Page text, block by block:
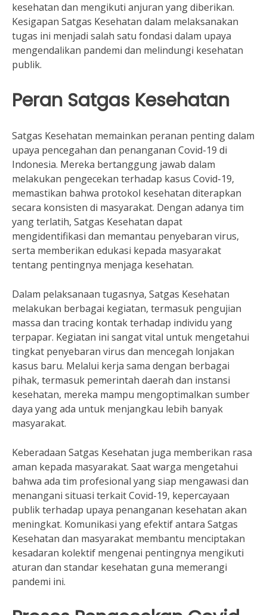
kesehatan dan mengikuti anjuran yang diberikan.
Kesigapan Satgas Kesehatan dalam melaksanakan
tugas ini menjadi salah satu fondasi dalam upaya
mengendalikan pandemi dan melindungi kesehatan
publik.
Peran Satgas Kesehatan
Satgas Kesehatan memainkan peranan penting dalam
upaya pencegahan dan penanganan Covid-19 di
Indonesia. Mereka bertanggung jawab dalam
melakukan pengecekan terhadap kasus Covid-19,
memastikan bahwa protokol kesehatan diterapkan
secara konsisten di masyarakat. Dengan adanya tim
yang terlatih, Satgas Kesehatan dapat
mengidentifikasi dan memantau penyebaran virus,
serta memberikan edukasi kepada masyarakat
tentang pentingnya menjaga kesehatan.
Dalam pelaksanaan tugasnya, Satgas Kesehatan
melakukan berbagai kegiatan, termasuk pengujian
massa dan tracing kontak terhadap individu yang
terpapar. Kegiatan ini sangat vital untuk mengetahui
tingkat penyebaran virus dan mencegah lonjakan
kasus baru. Melalui kerja sama dengan berbagai
pihak, termasuk pemerintah daerah dan instansi
kesehatan, mereka mampu mengoptimalkan sumber
daya yang ada untuk menjangkau lebih banyak
masyarakat.
Keberadaan Satgas Kesehatan juga memberikan rasa
aman kepada masyarakat. Saat warga mengetahui
bahwa ada tim profesional yang siap mengawasi dan
menangani situasi terkait Covid-19, kepercayaan
publik terhadap upaya penanganan kesehatan akan
meningkat. Komunikasi yang efektif antara Satgas
Kesehatan dan masyarakat membantu menciptakan
kesadaran kolektif mengenai pentingnya mengikuti
aturan dan standar kesehatan guna memerangi
pandemi ini.